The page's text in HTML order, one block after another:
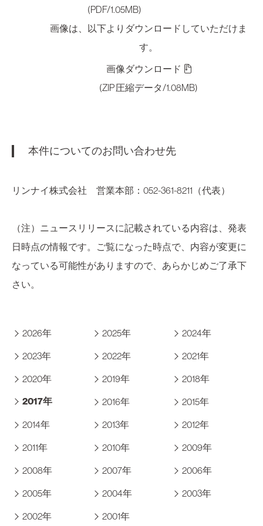
(PDF/1.05MB)
画像は、以下よりダウンロードしていただけま
す。
画像ダウンロード
(ZIP 圧縮データ/1.08MB)
本件についてのお問い合わせ先
リンナイ株式会社 営業本部：052-361-8211（代表）
（注）ニュースリリースに記載されている内容は、発表
日時点の情報です。ご覧になった時点で、内容が変更に
なっている可能性がありますので、あらかじめご了承下
さい。
2026年 2025年 2024年
2023年 2022年 2021年
2020年 2019年 2018年
2017年 2016年 2015年
2014年 2013年 2012年
2011年 2010年 2009年
2008年 2007年 2006年
2005年 2004年 2003年
2002年 2001年